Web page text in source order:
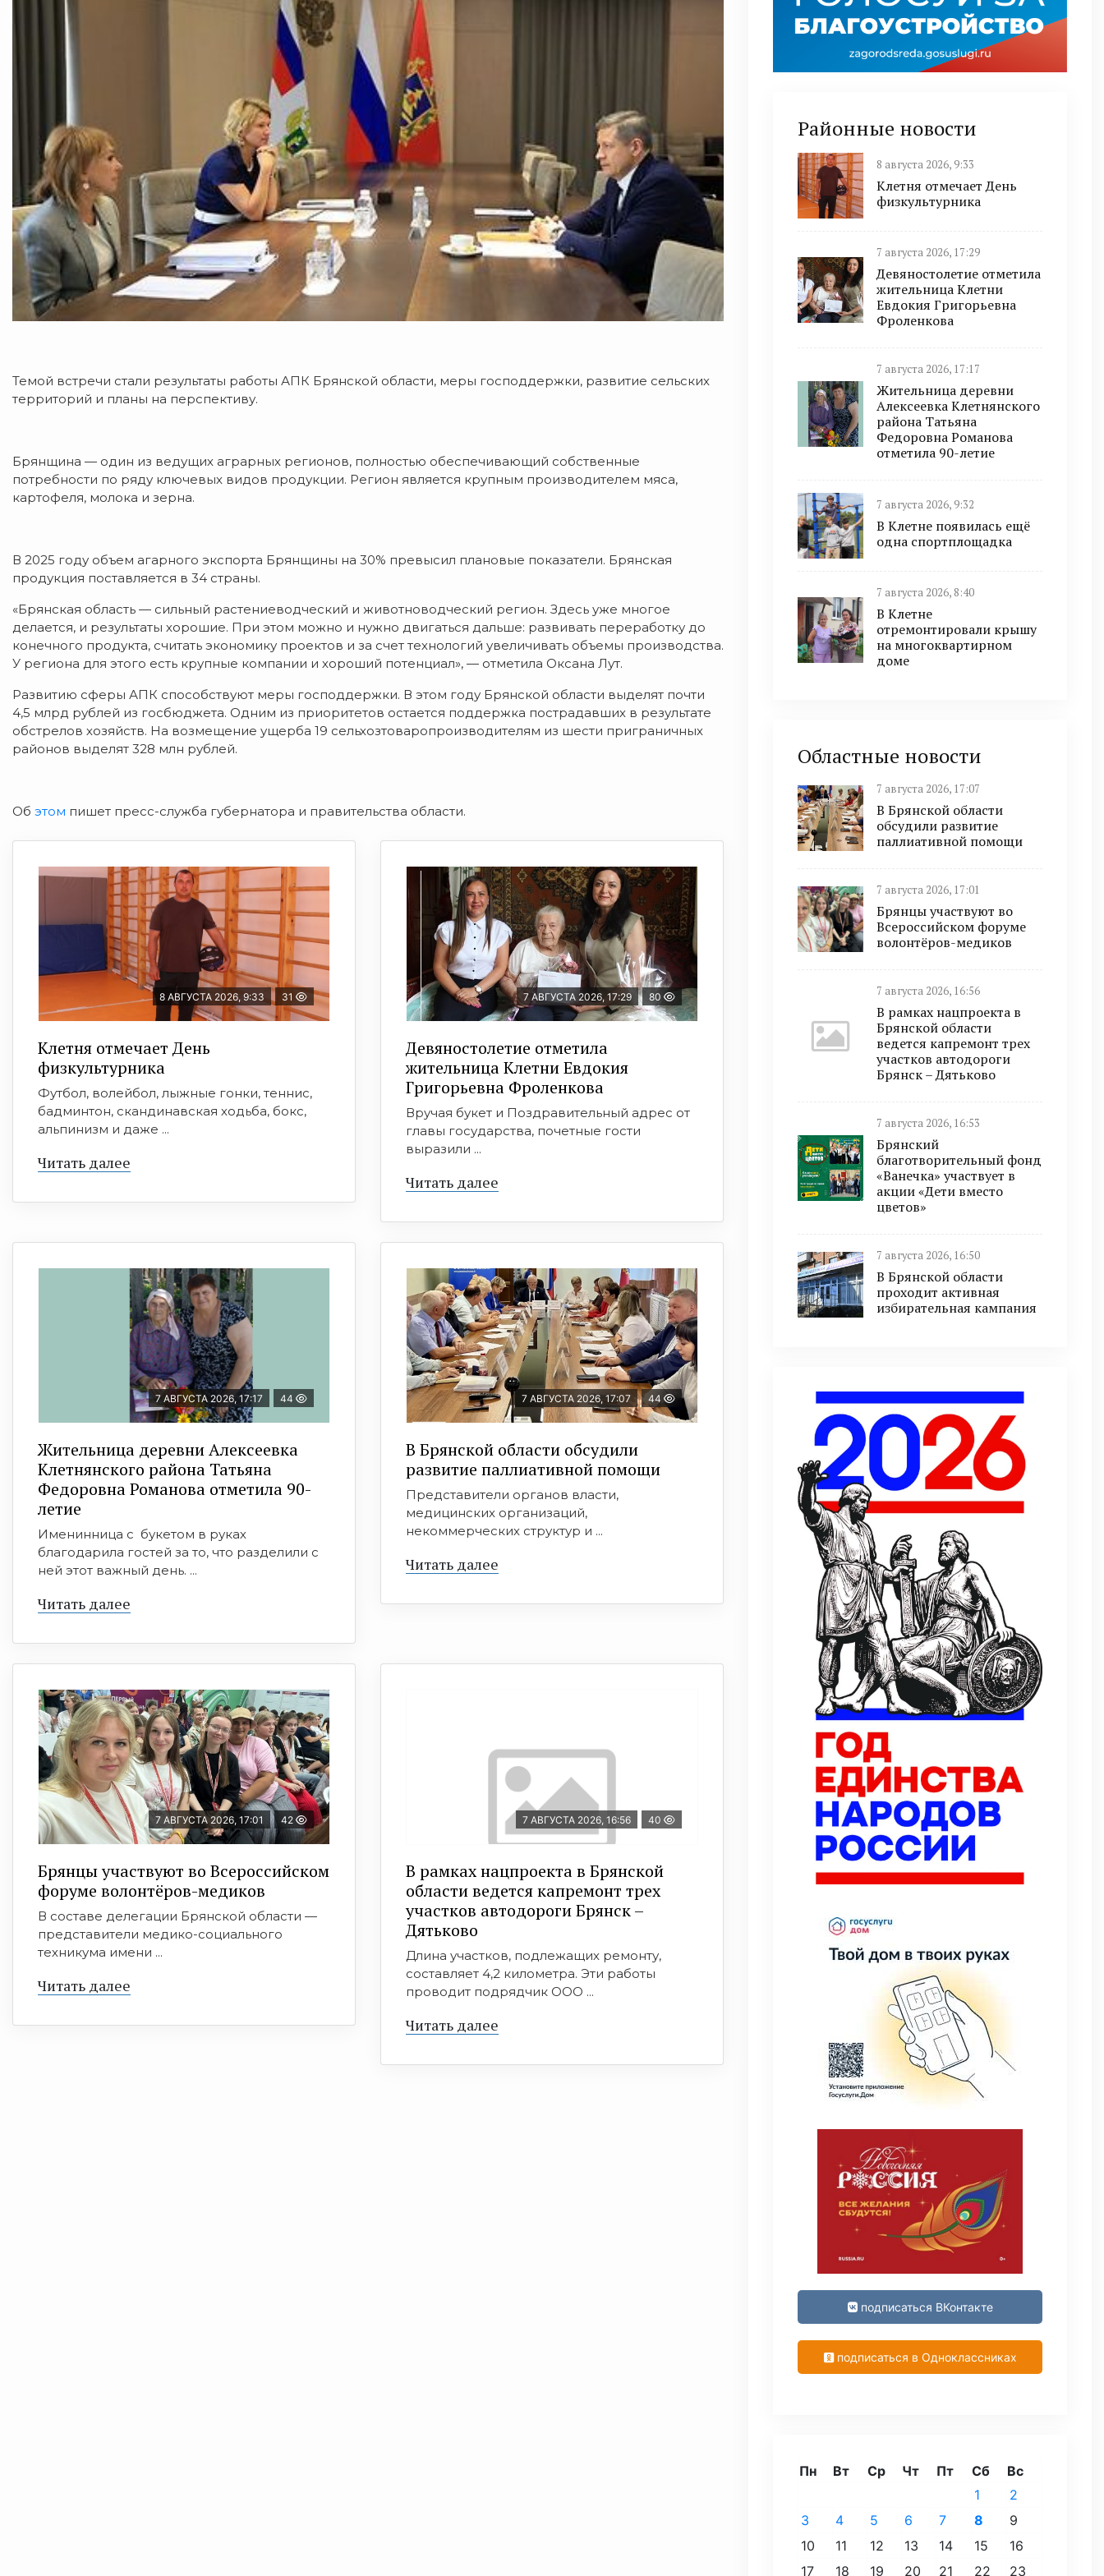
Темой встречи стали результаты работы АПК Брянской области, меры господдержки, развитие сельских
территорий и планы на перспективу.
Брянщина — один из ведущих аграрных регионов, полностью обеспечивающий собственные
потребности по ряду ключевых видов продукции. Регион является крупным производителем мяса,
картофеля, молока и зерна.
В 2025 году объем агарного экспорта Брянщины на 30% превысил плановые показатели. Брянская
продукция поставляется в 34 страны.
«Брянская область — сильный растениеводческий и животноводческий регион. Здесь уже многое
делается, и результаты хорошие. При этом можно и нужно двигаться дальше: развивать переработку до
конечного продукта, считать экономику проектов и за счет технологий увеличивать объемы производства.
У региона для этого есть крупные компании и хороший потенциал», — отметила Оксана Лут.
Развитию сферы АПК способствуют меры господдержки. В этом году Брянской области выделят почти
4,5 млрд рублей из госбюджета. Одним из приоритетов остается поддержка пострадавших в результате
обстрелов хозяйств. На возмещение ущерба 19 сельхозтоваропроизводителям из шести приграничных
районов выделят 328 млн рублей.
Об этом пишет пресс-служба губернатора и правительства области.
8 АВГУСТА 2026, 9:33 31
Клетня отмечает День
физкультурника
Футбол, волейбол, лыжные гонки, теннис,
бадминтон, скандинавская ходьба, бокс,
альпинизм и даже ...
Читать далее
7 АВГУСТА 2026, 17:29 80
Девяностолетие отметила
жительница Клетни Евдокия
Григорьевна Фроленкова
Вручая букет и Поздравительный адрес от
главы государства, почетные гости
выразили ...
Читать далее
7 АВГУСТА 2026, 17:17 44
Жительница деревни Алексеевка
Клетнянского района Татьяна
Федоровна Романова отметила 90-
летие
Именинница с букетом в руках
благодарила гостей за то, что разделили с
ней этот важный день. ...
Читать далее
7 АВГУСТА 2026, 17:07 44
В Брянской области обсудили
развитие паллиативной помощи
Представители органов власти,
медицинских организаций,
некоммерческих структур и ...
Читать далее
7 АВГУСТА 2026, 17:01 42
Брянцы участвуют во Всероссийском
форуме волонтёров-медиков
В составе делегации Брянской области —
представители медико-социального
техникума имени ...
Читать далее
7 АВГУСТА 2026, 16:56 40
В рамках нацпроекта в Брянской
области ведется капремонт трех
участков автодороги Брянск –
Дятьково
Длина участков, подлежащих ремонту,
составляет 4,2 километра. Эти работы
проводит подрядчик ООО ...
Читать далее
Районные новости
8 августа 2026, 9:33
Клетня отмечает День
физкультурника
7 августа 2026, 17:29
Девяностолетие отметила
жительница Клетни
Евдокия Григорьевна
Фроленкова
7 августа 2026, 17:17
Жительница деревни
Алексеевка Клетнянского
района Татьяна
Федоровна Романова
отметила 90-летие
7 августа 2026, 9:32
В Клетне появилась ещё
одна спортплощадка
7 августа 2026, 8:40
В Клетне
отремонтировали крышу
на многоквартирном
доме
Областные новости
7 августа 2026, 17:07
В Брянской области
обсудили развитие
паллиативной помощи
7 августа 2026, 17:01
Брянцы участвуют во
Всероссийском форуме
волонтёров-медиков
7 августа 2026, 16:56
В рамках нацпроекта в
Брянской области
ведется капремонт трех
участков автодороги
Брянск – Дятьково
7 августа 2026, 16:53
Брянский
благотворительный фонд
«Ванечка» участвует в
акции «Дети вместо
цветов»
7 августа 2026, 16:50
В Брянской области
проходит активная
избирательная кампания
подписаться ВКонтакте
подписаться в Одноклассниках
Пн Вт Ср Чт Пт Сб
Вс
1
2
3
4 5 6 7 8
9
10
11 12 13 14 15
16
17
18 19 20 21 22 23